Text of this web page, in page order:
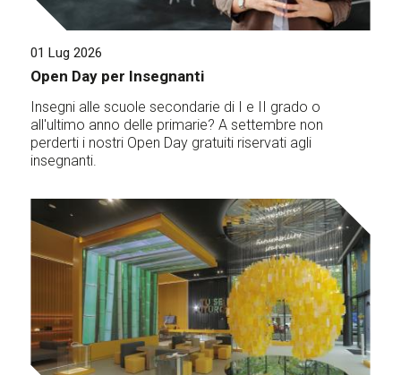
01 Lug 2026
Open Day per Insegnanti
Insegni alle scuole secondarie di I e II grado o
all'ultimo anno delle primarie? A settembre non
perderti i nostri Open Day gratuiti riservati agli
insegnanti.